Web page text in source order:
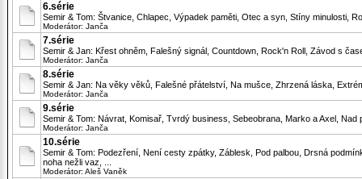
6.série
Semir & Tom: Štvanice, Chlapec, Výpadek paměti, Otec a syn, Stíny minulosti,
Moderátor: Janča
7.série
Semir & Jan: Křest ohněm, Falešný signál, Countdown, Rock'n Roll, Závod s
Moderátor: Janča
8.série
Semir & Jan: Na věky věků, Falešné přátelství, Na mušce, Zhrzená láska,
Moderátor: Janča
9.série
Semir & Tom: Návrat, Komisař, Tvrdý business, Sebeobrana, Marko a Axel,
Moderátor: Janča
10.série
Semir & Tom: Podezření, Není cesty zpátky, Záblesk, Pod palbou, Drsná
noha nežli vaz, ...
Moderátor: Aleš Vaněk